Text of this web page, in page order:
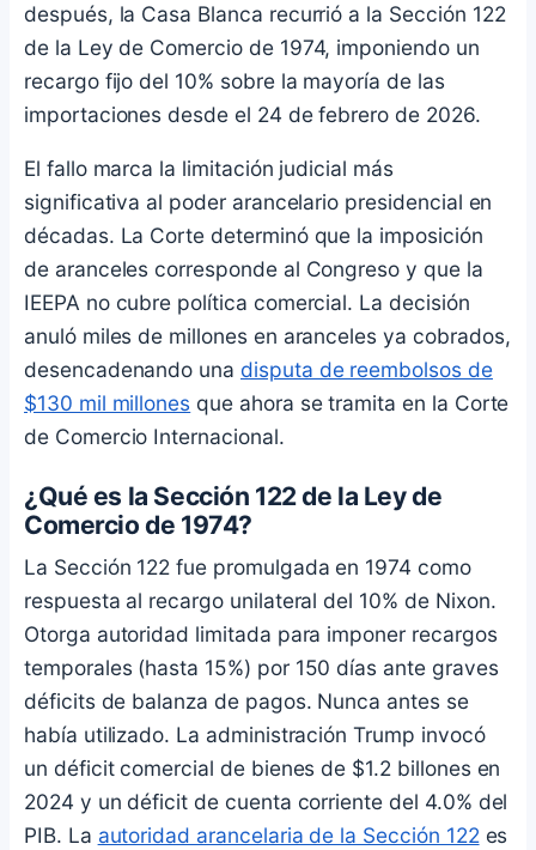
después, la Casa Blanca recurrió a la Sección 122
de la Ley de Comercio de 1974, imponiendo un
recargo fijo del 10% sobre la mayoría de las
importaciones desde el 24 de febrero de 2026.
El fallo marca la limitación judicial más
significativa al poder arancelario presidencial en
décadas. La Corte determinó que la imposición
de aranceles corresponde al Congreso y que la
IEEPA no cubre política comercial. La decisión
anuló miles de millones en aranceles ya cobrados,
desencadenando una disputa de reembolsos de
$130 mil millones que ahora se tramita en la Corte
de Comercio Internacional.
¿Qué es la Sección 122 de la Ley de
Comercio de 1974?
La Sección 122 fue promulgada en 1974 como
respuesta al recargo unilateral del 10% de Nixon.
Otorga autoridad limitada para imponer recargos
temporales (hasta 15%) por 150 días ante graves
déficits de balanza de pagos. Nunca antes se
había utilizado. La administración Trump invocó
un déficit comercial de bienes de $1.2 billones en
2024 y un déficit de cuenta corriente del 4.0% del
PIB. La autoridad arancelaria de la Sección 122es